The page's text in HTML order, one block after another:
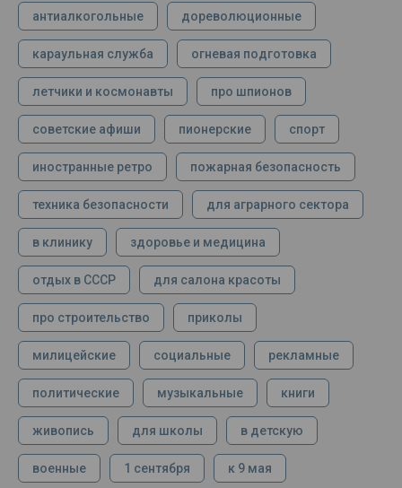
антиалкогольные дореволюционные
караульная служба огневая подготовка
летчики и космонавты про шпионов
советские афиши пионерские спорт
иностранные ретро пожарная безопасность
техника безопасности для аграрного сектора
в клинику здоровье и медицина
отдых в СССР для салона красоты
про строительство приколы
милицейские социальные рекламные
политические музыкальные книги
живопись для школы в детскую
военные 1 сентября к 9 мая